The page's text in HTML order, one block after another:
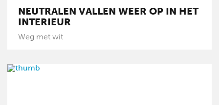
NEUTRALEN VALLEN WEER OP IN HET
INTERIEUR
Weg met wit